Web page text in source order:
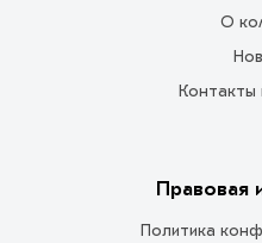
О
Контакты
Правовая
Политика